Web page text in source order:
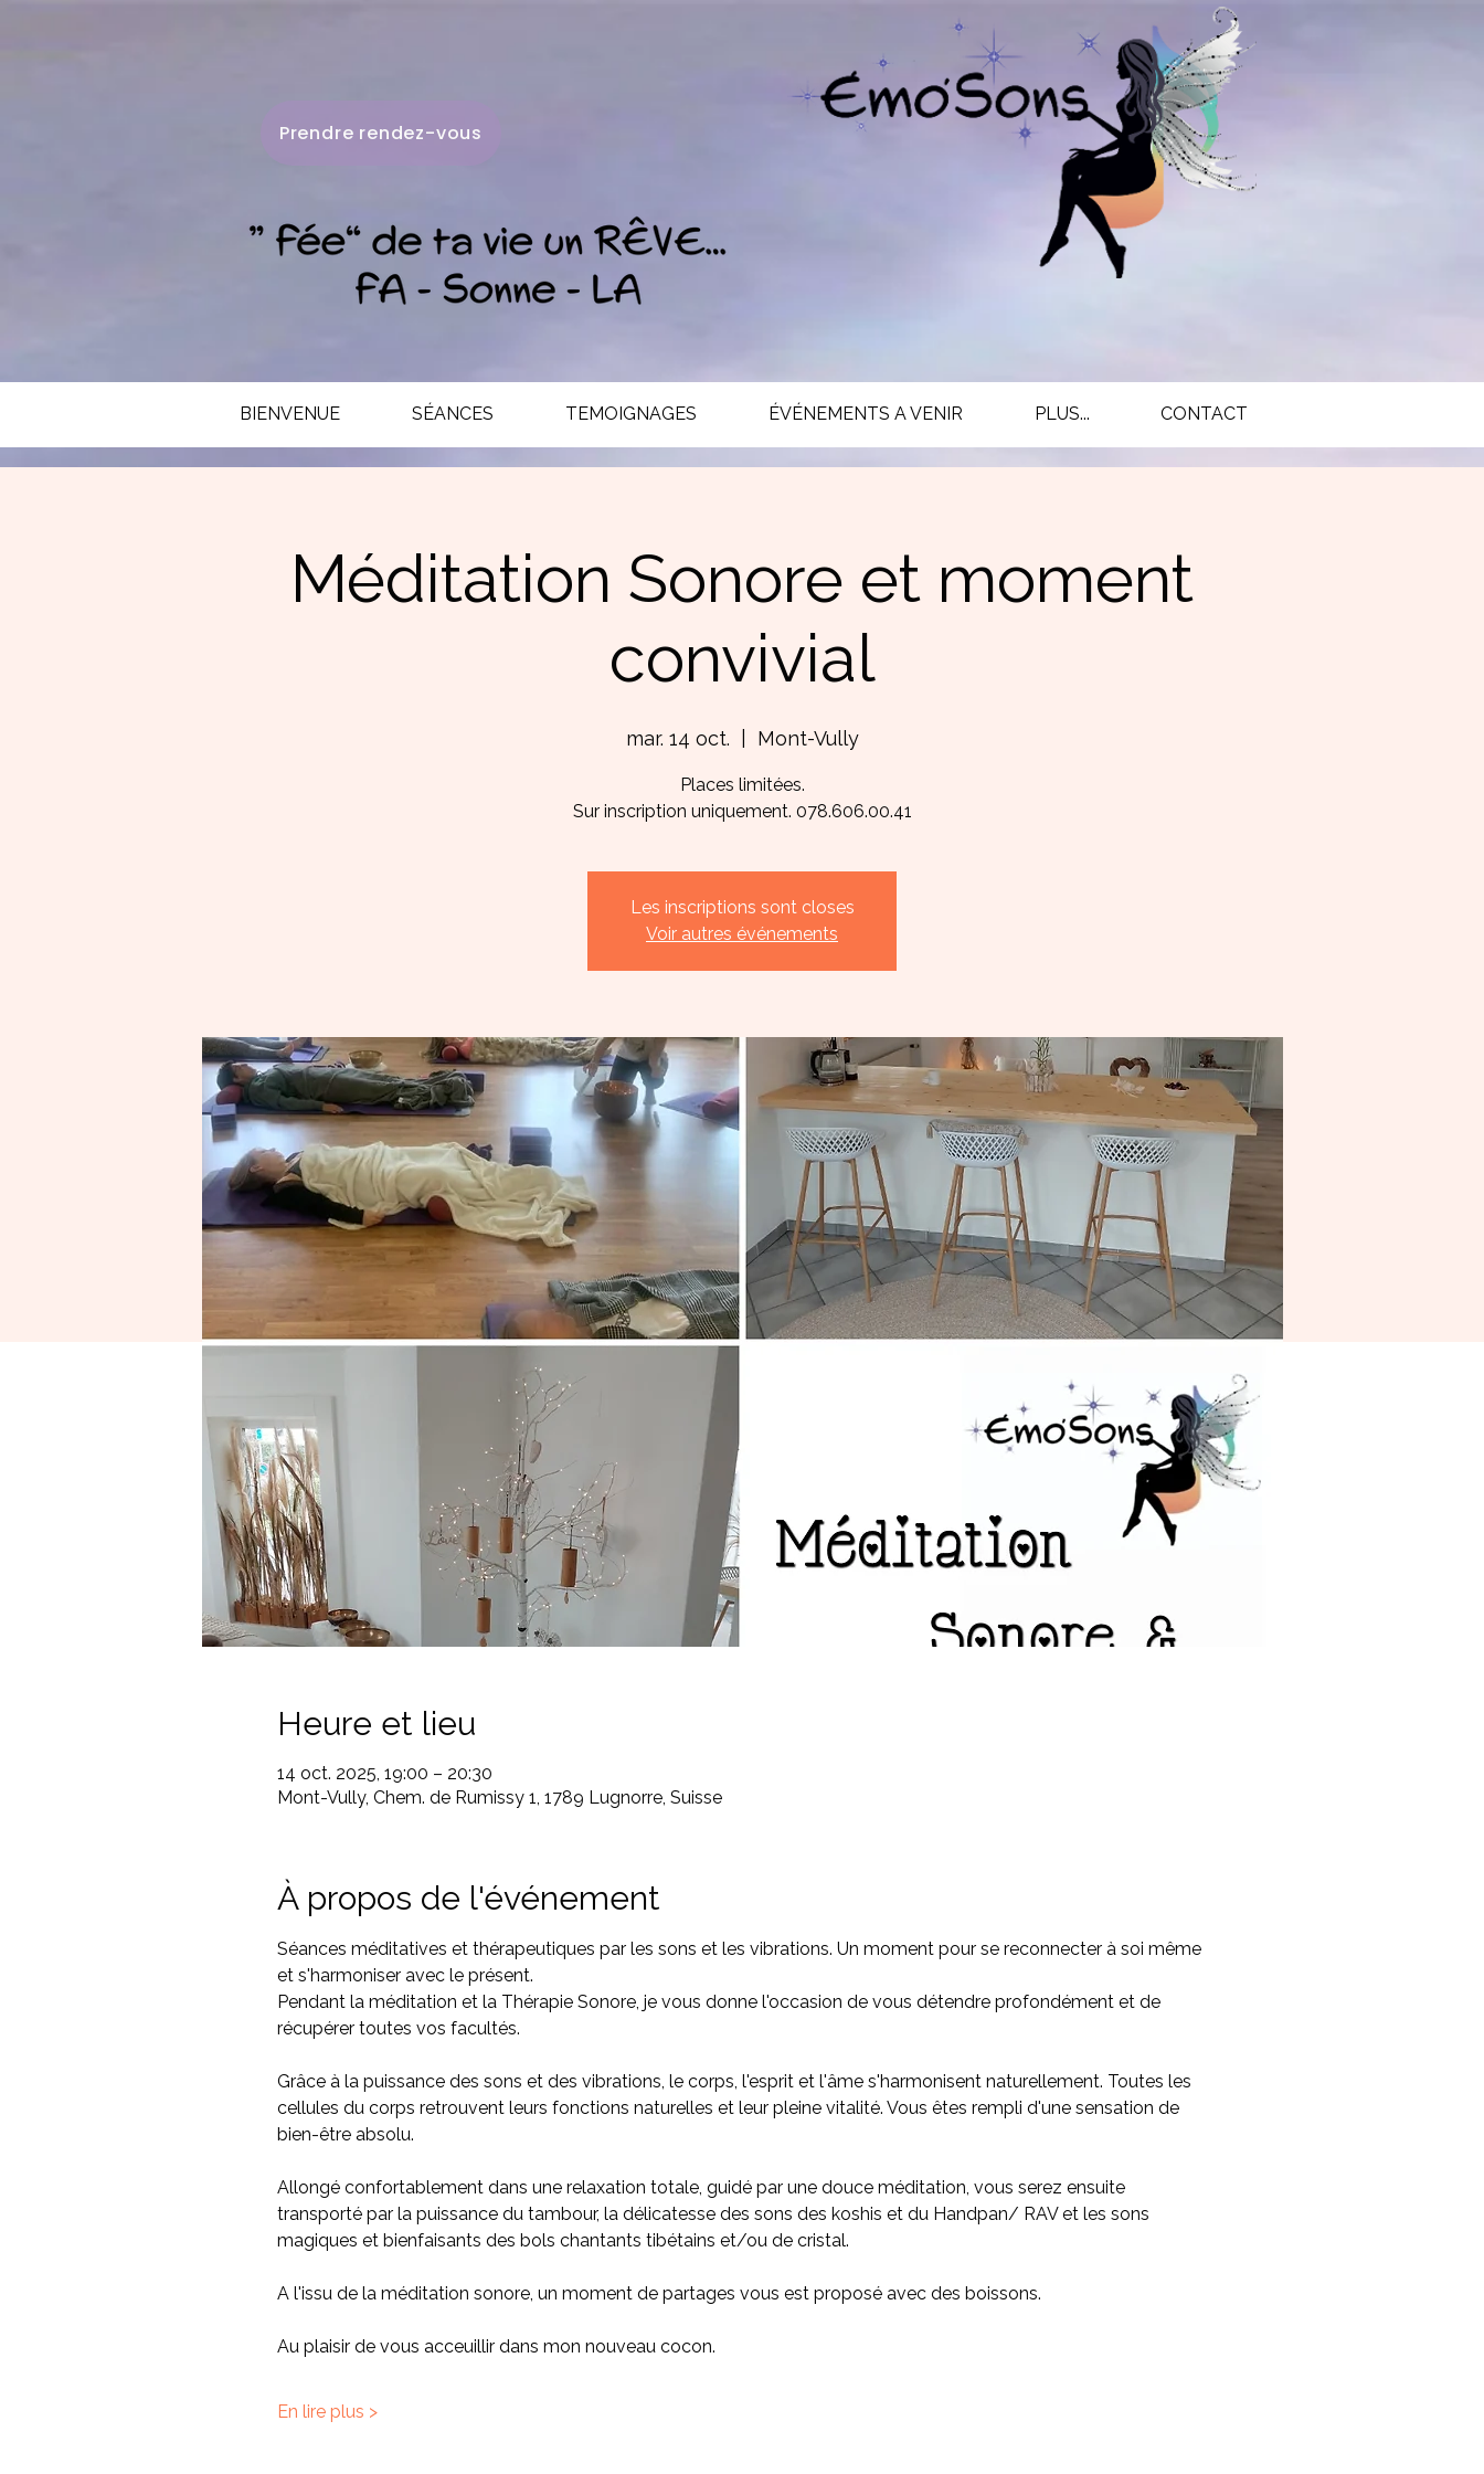
Prendre rendez-vous
BIENVENUE SÉANCES TEMOIGNAGES ÉVÉNEMENTS A VENIR PLUS... CONTACT
Méditation Sonore et moment
convivial
mar. 14 oct. Mont-Vully
Places limitées.
Sur inscription uniquement. 078.606.00.41
Les inscriptions sont closes
Voir autres événements
Heure et lieu
14 oct. 2025, 19:00 – 20:30
Mont-Vully, Chem. de Rumissy 1, 1789 Lugnorre, Suisse
À propos de l'événement
Séances méditatives et thérapeutiques par les sons et les vibrations. Un moment pour se reconnecter à soi même
et s'harmoniser avec le présent.
Pendant la méditation et la Thérapie Sonore, je vous donne l'occasion de vous détendre profondément et de
récupérer toutes vos facultés.
Grâce à la puissance des sons et des vibrations, le corps, l'esprit et l'âme s'harmonisent naturellement. Toutes les
cellules du corps retrouvent leurs fonctions naturelles et leur pleine vitalité. Vous êtes rempli d'une sensation de
bien-être absolu.
Allongé confortablement dans une relaxation totale, guidé par une douce méditation, vous serez ensuite
transporté par la puissance du tambour, la délicatesse des sons des koshis et du Handpan/ RAV et les sons
magiques et bienfaisants des bols chantants tibétains et/ou de cristal.
A l'issu de la méditation sonore, un moment de partages vous est proposé avec des boissons.
Au plaisir de vous acceuillir dans mon nouveau cocon.
En lire plus >